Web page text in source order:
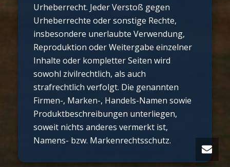
Urheberrecht. Jeder Verstoß gegen
Urheberrechte oder sonstige Rechte,
insbesondere unerlaubte Verwendung,
Reproduktion oder Weitergabe einzelner
Inhalte oder kompletter Seiten wird
sowohl zivilrechtlich, als auch
strafrechtlich verfolgt. Die genannten
Firmen-, Marken-, Handels-Namen sowie
Produktbeschreibungen unterliegen,
soweit nichts anderes vermerkt ist,
Namens- bzw. Markenrechtsschutz.